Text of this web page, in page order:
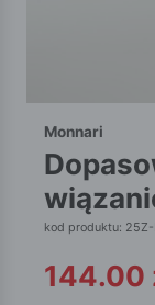
Monnari
dopasowana sukienka z
kod produktu:
144.00